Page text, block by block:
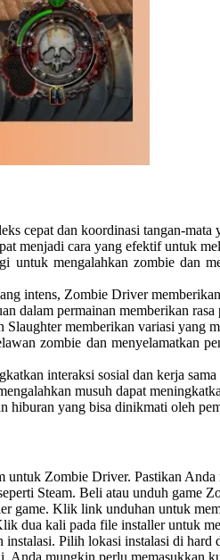
cepat dan koordinasi tangan-
menjadi cara yang efektif untuk
untuk mengalahkan zombie dan
intens, Zombie Driver
dalam permainan memberikan rasa
memberikan variasi yang
zombie dan menyelamatkan
interaksi sosial dan kerja sama
musuh dapat
hiburan yang bisa dinikmati oleh
untuk Zombie Driver. Pastikan
Steam. Beli atau unduh game
game. Klik link unduhan untuk
dua kali pada file installer untuk
instalasi. Pilih lokasi instalasi di hard
Anda mungkin perlu memasukkan